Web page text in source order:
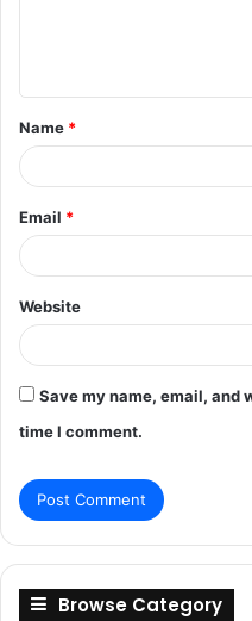
t
*
Name *
Email *
Website
Save my name, email, and
time I comment.
Browse Category